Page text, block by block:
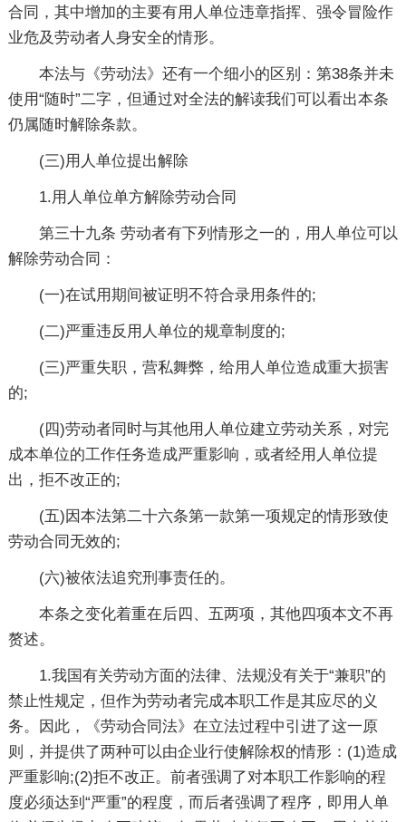
合同，其中增加的主要有用人单位违章指挥、强令冒险作
业危及劳动者人身安全的情形。
本法与《劳动法》还有一个细小的区别：第38条并未
使用“随时”二字，但通过对全法的解读我们可以看出本条
仍属随时解除条款。
(三)用人单位提出解除
1.用人单位单方解除劳动合同
第三十九条 劳动者有下列情形之一的，用人单位可以
解除劳动合同：
(一)在试用期间被证明不符合录用条件的;
(二)严重违反用人单位的规章制度的;
(三)严重失职，营私舞弊，给用人单位造成重大损害
的;
(四)劳动者同时与其他用人单位建立劳动关系，对完
成本单位的工作任务造成严重影响，或者经用人单位提
出，拒不改正的;
(五)因本法第二十六条第一款第一项规定的情形致使
劳动合同无效的;
(六)被依法追究刑事责任的。
本条之变化着重在后四、五两项，其他四项本文不再
赘述。
1.我国有关劳动方面的法律、法规没有关于“兼职”的
禁止性规定，但作为劳动者完成本职工作是其应尽的义
务。因此，《劳动合同法》在立法过程中引进了这一原
则，并提供了两种可以由企业行使解除权的情形：(1)造成
严重影响;(2)拒不改正。前者强调了对本职工作影响的程
度必须达到“严重”的程度，而后者强调了程序，即用人单